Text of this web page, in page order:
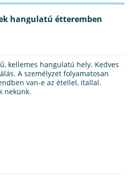
hangulatú étteremben
kellemes hangulatú hely. Kedves
A személyzet folyamatosan
van-e az étellel, itallal.
nekünk.